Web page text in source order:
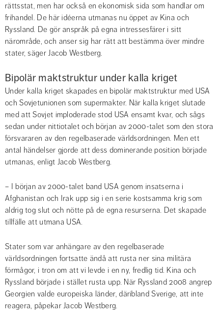
rättsstat, men har också en ekonomisk sida som handlar om
frihandel. De här idéerna utmanas nu öppet av Kina och
Ryssland. De gör anspråk på egna intressesfärer i sitt
närområde, och anser sig har rätt att bestämma över mindre
stater, säger Jacob Westberg.
Bipolär maktstruktur under kalla kriget
Under kalla kriget skapades en bipolär maktstruktur med USA
och Sovjetunionen som supermakter. När kalla kriget slutade
med att Sovjet imploderade stod USA ensamt kvar, och sågs
sedan under nittiotalet och början av 2000-talet som den stora
försvararen av den regelbaserade världsordningen. Men ett
antal händelser gjorde att dess dominerande position började
utmanas, enligt Jacob Westberg.
– I början av 2000-talet band USA genom insatserna i
Afghanistan och Irak upp sig i en serie kostsamma krig som
aldrig tog slut och nötte på de egna resurserna. Det skapade
tillfälle att utmana USA.
Stater som var anhängare av den regelbaserade
världsordningen fortsatte ändå att rusta ner sina militära
förmågor, i tron om att vi levde i en ny, fredlig tid. Kina och
Ryssland började i stället rusta upp. När Ryssland 2008 angrep
Georgien valde europeiska länder, däribland Sverige, att inte
reagera, påpekar Jacob Westberg.